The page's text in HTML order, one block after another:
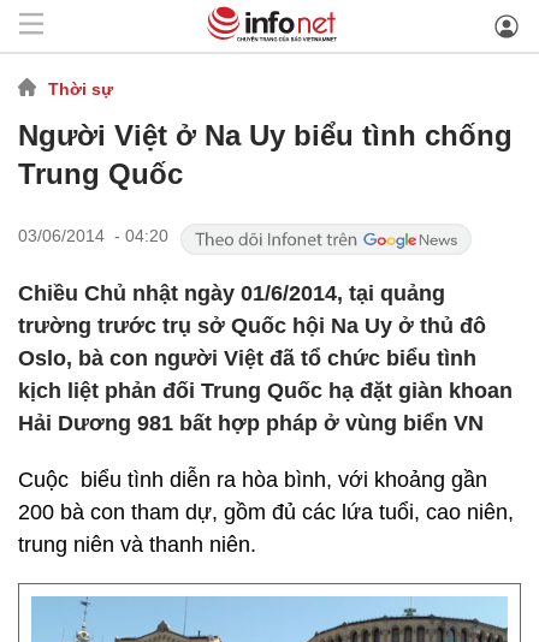
Thời sự
Người Việt ở Na Uy biểu tình chống
Trung Quốc
03/06/2014 - 04:20
Chiều Chủ nhật ngày 01/6/2014, tại quảng
trường trước trụ sở Quốc hội Na Uy ở thủ đô
Oslo, bà con người Việt đã tổ chức biểu tình
kịch liệt phản đối Trung Quốc hạ đặt giàn khoan
Hải Dương 981 bất hợp pháp ở vùng biển VN
Cuộc biểu tình diễn ra hòa bình, với khoảng gần
200 bà con tham dự, gồm đủ các lứa tuổi, cao niên,
trung niên và thanh niên.